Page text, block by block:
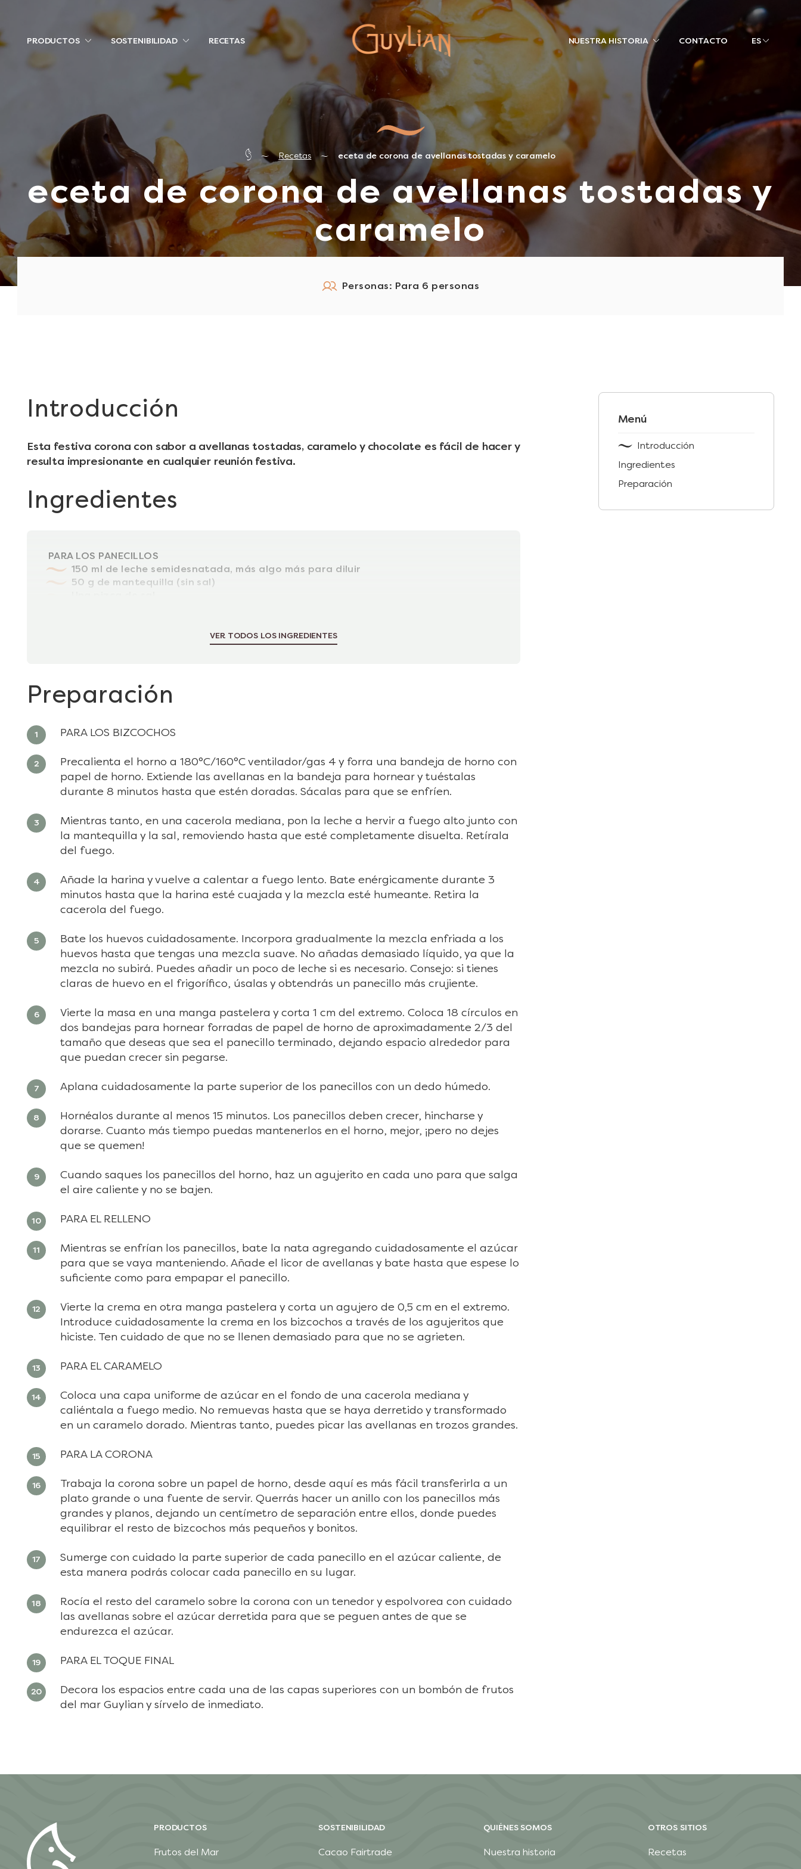
PRODUCTOS SOSTENIBILIDAD RECETAS NUESTRA HISTORIA CONTACTO ES
Recetas eceta de corona de avellanas tostadas y caramelo
eceta de corona de avellanas tostadas y
caramelo
Personas: Para 6 personas
Introducción
Esta festiva corona con sabor a avellanas tostadas, caramelo y chocolate es fácil de hacer y
resulta impresionante en cualquier reunión festiva.
Ingredientes
PARA LOS PANECILLOS
150 ml de leche semidesnatada, más algo más para diluir
50 g de mantequilla (sin sal)
VER TODOS LOS INGREDIENTES
Preparación
PARA LOS BIZCOCHOS
Precalienta el horno a 180°C/160°C ventilador/gas 4 y forra una bandeja de horno con
papel de horno. Extiende las avellanas en la bandeja para hornear y tuéstalas
durante 8 minutos hasta que estén doradas. Sácalas para que se enfríen.
Mientras tanto, en una cacerola mediana, pon la leche a hervir a fuego alto junto con
la mantequilla y la sal, removiendo hasta que esté completamente disuelta. Retírala
del fuego.
Añade la harina y vuelve a calentar a fuego lento. Bate enérgicamente durante 3
minutos hasta que la harina esté cuajada y la mezcla esté humeante. Retira la
cacerola del fuego.
Bate los huevos cuidadosamente. Incorpora gradualmente la mezcla enfriada a los
huevos hasta que tengas una mezcla suave. No añadas demasiado líquido, ya que la
mezcla no subirá. Puedes añadir un poco de leche si es necesario. Consejo: si tienes
claras de huevo en el frigorífico, úsalas y obtendrás un panecillo más crujiente.
Vierte la masa en una manga pastelera y corta 1 cm del extremo. Coloca 18 círculos en
dos bandejas para hornear forradas de papel de horno de aproximadamente 2/3 del
tamaño que deseas que sea el panecillo terminado, dejando espacio alrededor para
que puedan crecer sin pegarse.
Aplana cuidadosamente la parte superior de los panecillos con un dedo húmedo.
Hornéalos durante al menos 15 minutos. Los panecillos deben crecer, hincharse y
dorarse. Cuanto más tiempo puedas mantenerlos en el horno, mejor, ¡pero no dejes
que se quemen!
Cuando saques los panecillos del horno, haz un agujerito en cada uno para que salga
el aire caliente y no se bajen.
PARA EL RELLENO
Mientras se enfrían los panecillos, bate la nata agregando cuidadosamente el azúcar
para que se vaya manteniendo. Añade el licor de avellanas y bate hasta que espese lo
suficiente como para empapar el panecillo.
Vierte la crema en otra manga pastelera y corta un agujero de 0,5 cm en el extremo.
Introduce cuidadosamente la crema en los bizcochos a través de los agujeritos que
hiciste. Ten cuidado de que no se llenen demasiado para que no se agrieten.
PARA EL CARAMELO
Coloca una capa uniforme de azúcar en el fondo de una cacerola mediana y
caliéntala a fuego medio. No remuevas hasta que se haya derretido y transformado
en un caramelo dorado. Mientras tanto, puedes picar las avellanas en trozos grandes.
PARA LA CORONA
Trabaja la corona sobre un papel de horno, desde aquí es más fácil transferirla a un
plato grande o una fuente de servir. Querrás hacer un anillo con los panecillos más
grandes y planos, dejando un centímetro de separación entre ellos, donde puedes
equilibrar el resto de bizcochos más pequeños y bonitos.
Sumerge con cuidado la parte superior de cada panecillo en el azúcar caliente, de
esta manera podrás colocar cada panecillo en su lugar.
Rocía el resto del caramelo sobre la corona con un tenedor y espolvorea con cuidado
las avellanas sobre el azúcar derretida para que se peguen antes de que se
endurezca el azúcar.
PARA EL TOQUE FINAL
Decora los espacios entre cada una de las capas superiores con un bombón de frutos
del mar Guylian y sírvelo de inmediato.
Menú
Introducción
Ingredientes
Preparación
PRODUCTOS
Frutos del Mar
SOSTENIBILIDAD
Cacao Fairtrade
QUIÉNES SOMOS
Nuestra historia
OTROS SITIOS
Recetas